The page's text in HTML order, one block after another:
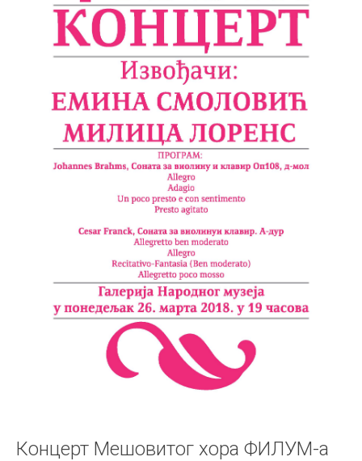
Концерт Мешовитог хора ФИЛУМ-а